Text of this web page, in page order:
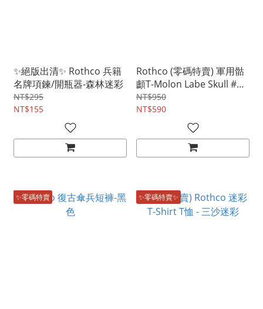
✨絕版出清✨ Rothco 兵籍
名牌項鍊/開瓶器-森林迷彩
NT$295
NT$155
Rothco (零碼特賣) 軍用骷
顱T-Molon Labe Skull #美
國預購專區
NT$950
NT$590
✨零碼特賣 ✨零碼特賣✨